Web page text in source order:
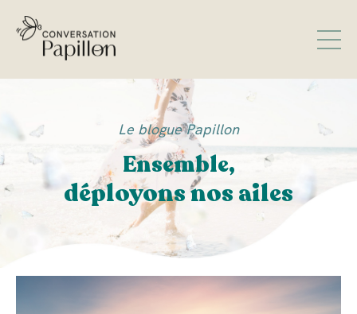
Le blogue Papillon
Ensemble,
déployons nos ailes